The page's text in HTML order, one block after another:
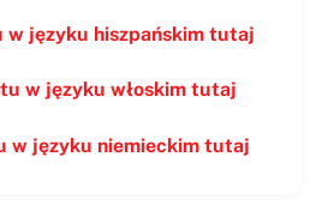
w języku hiszpańskim tutaj
w języku włoskim tutaj
w języku niemieckim tutaj